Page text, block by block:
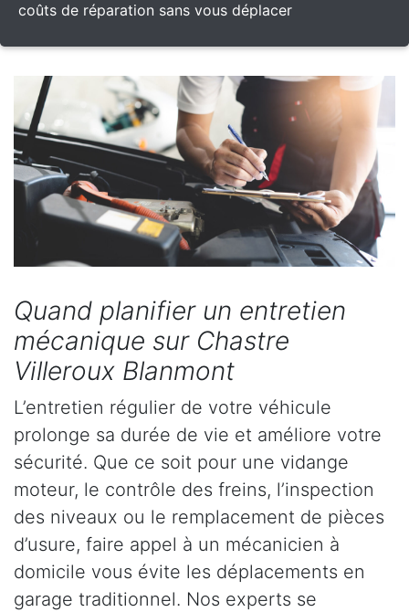
coûts de réparation sans vous déplacer
Quand planifier un entretien
mécanique sur Chastre
Villeroux Blanmont
L’entretien régulier de votre véhicule
prolonge sa durée de vie et améliore votre
sécurité. Que ce soit pour une vidange
moteur, le contrôle des freins, l’inspection
des niveaux ou le remplacement de pièces
d’usure, faire appel à un mécanicien à
domicile vous évite les déplacements en
garage traditionnel. Nos experts se